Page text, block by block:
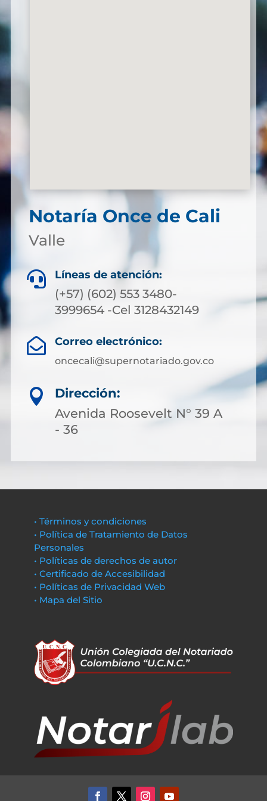
Notaría Once de Cali
Valle
 Líneas de atención:
(+57) (602) 553 3480-
3999654 -Cel 3128432149
 Correo electrónico:
oncecali@supernotariado.gov.co

Dirección:
Avenida Roosevelt N° 39 A
- 36
• Términos y condiciones
• Política de Tratamiento de Datos
Personales
• Políticas de derechos de autor
• Certificado de Accesibilidad
• Políticas de Privacidad Web
• Mapa del Sitio